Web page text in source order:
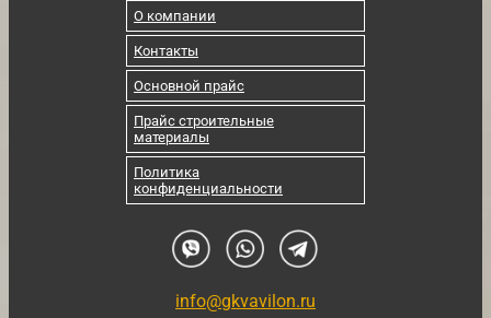
О компании
Контакты
Основной прайс
Прайс строительные
материалы
Политика
конфиденциальности
info@gkvavilon.ru